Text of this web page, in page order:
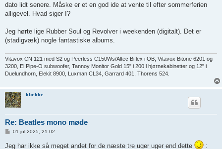
æ
g
dato lidt senere. Måske er et en god ide at vente til efter sommerferien
alligevel. Hvad siger I?
Jeg hørte lige Rubber Soul og Revolver i weekenden (digitalt). Det er
(stadigvæk) nogle fantastiske albums.
Vitavox CN 121 med S2 og Peerless C150Ws/Altec Biflex i OB, Vitavox Bitone 6201 og
3200, El Pipe-O subwoofer, Tannoy Monitor Gold 15" i 200 l hjørnekabinetter og 12" i
Duelundhorn, Elekit 8900, Luxman CL34, Garrard 401, Thorens 524.
kbekke
Re: Beatles mono møde
01 jul 2025, 21:02
Jeg har ikke så meget andet for de næste tre uger uger end dette :